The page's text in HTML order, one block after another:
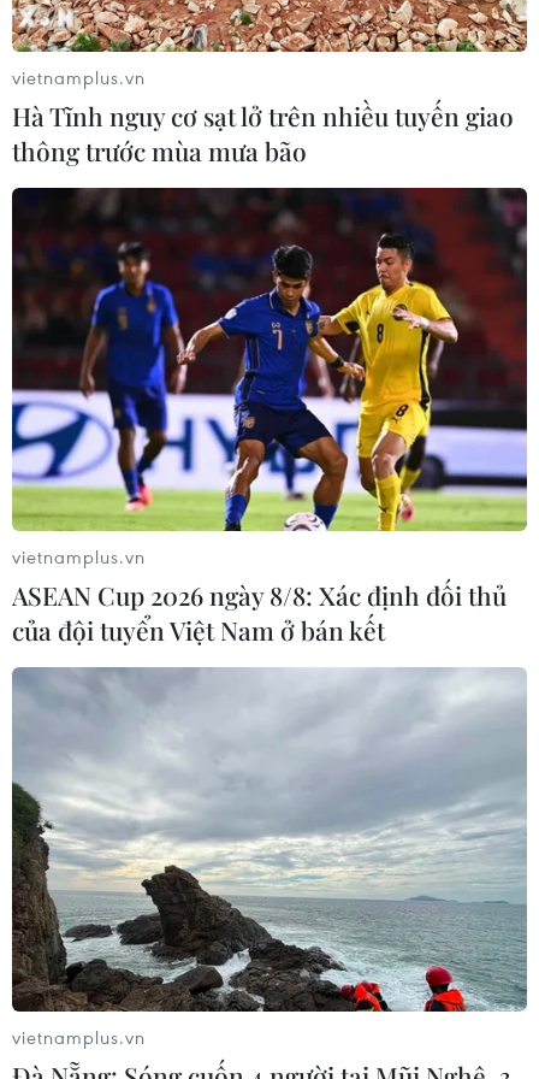
vietnamplus.vn
Hà Tĩnh nguy cơ sạt lở trên nhiều tuyến giao
thông trước mùa mưa bão
vietnamplus.vn
ASEAN Cup 2026 ngày 8/8: Xác định đối thủ
của đội tuyển Việt Nam ở bán kết
vietnamplus.vn